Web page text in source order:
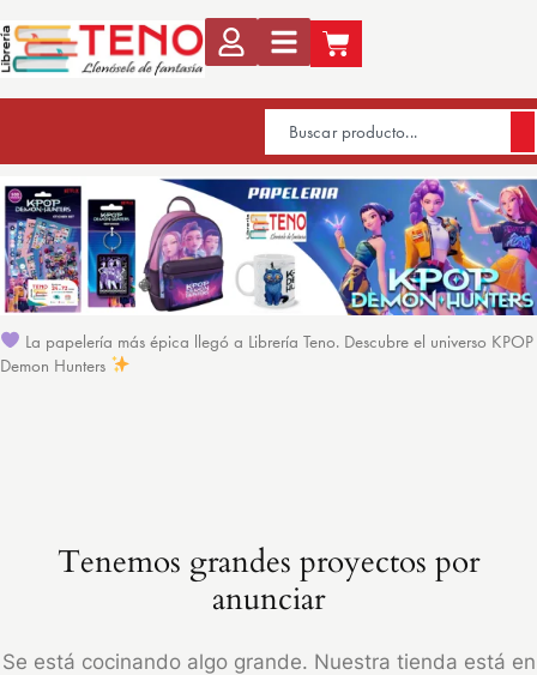
La papelería más épica llegó a Librería Teno. Descubre el universo KPOP
Demon Hunters
Tenemos grandes proyectos por
anunciar
Se está cocinando algo grande. Nuestra tienda está en